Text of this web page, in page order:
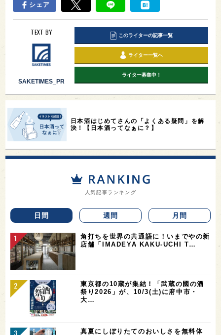
シェア
TEXT BY
SAKETIMES_PR
このライターの記事一覧
ライター一覧へ
ライター募集中！
日本酒はじめてさんの「よくある疑問」を解
決！【日本酒ってなぁに？】
人気記事ランキング
日間 週間 月間
角打ちを世界の共通語に！いまでやの新
店舗「IMADEYA KAKU-UCHI T…
東京都の10蔵が集結！「武蔵の國の酒
祭り2026」が、10/3(土)に府中市・
大…
真夏にしぼりたてのおいしさを無料体